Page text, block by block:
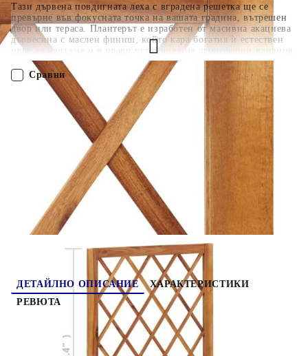
Тази дървена повдигната леха с вградена решетка ще се
превърне във фокусната точка на вашата градина, вътрешен
двор или тераса. Плантерът е изработен от масивна акациева
дървесина с маслен финиш, който кара богатия ѝ естествен
цвят да изпъкне и я прави устойчива на атмосферни влияния.
Плантерът има семпъл рустик дизайн и ще добави нотка
естествен чар към вашето открито жилищно пространство.
Градинският плантер има голям сандък за цветя, който може
да побере значителен брой растения и цветя. Вградената
пергола ще добави великолепен, декоративен ефект, когато е
покрита с красиви увивни растения. Имайте предвид, че
дървесината е естествен материал и може да има някои
несъвършенства.
ПОРЪЧАЙ БЕЗ РЕГИСТРАЦИЯ
Наш представител ще се свърже с Вас в рамките на работния ден!
5.600
Оцени продукта
Сравни
ДЕТАЙЛНО ОПИСАНИЕ
ХАРАКТЕРИСТИКИ
РЕВЮТА
Тази дървена повдигната леха с вградена
решетка ще се превърне във фокусната точка на